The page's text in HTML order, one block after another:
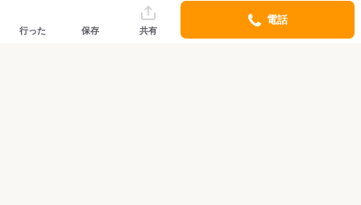
行った 保存 共有
電話